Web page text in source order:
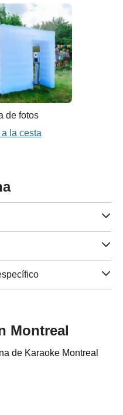
de fotos
la cesta
Montreal
de Karaoke Montreal